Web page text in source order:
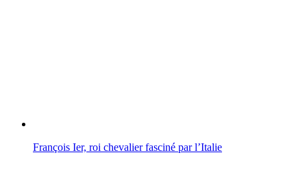
François Ier, roi chevalier fasciné par l’Italie